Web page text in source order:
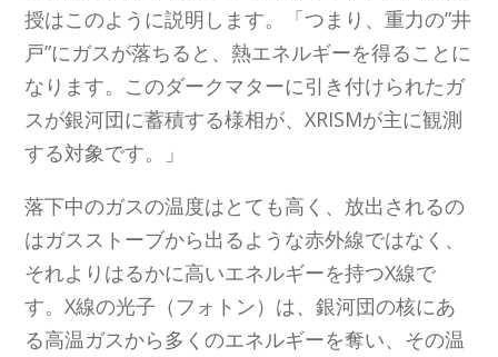
授はこのように説明します。「つまり、重力の”井
戸”にガスが落ちると、熱エネルギーを得ることに
なります。このダークマターに引き付けられたガ
スが銀河団に蓄積する様相が、XRISMが主に観測
する対象です。」
落下中のガスの温度はとても高く、放出されるの
はガスストーブから出るような赤外線ではなく、
それよりはるかに高いエネルギーを持つX線で
す。X線の光子（フォトン）は、銀河団の核にあ
る高温ガスから多くのエネルギーを奪い、その温